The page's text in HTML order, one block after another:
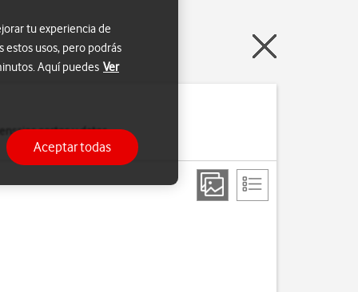
cortos y datos
tu experiencia de
estos usos, pero podrás
Aquí puedes Ver
Aceptar todas